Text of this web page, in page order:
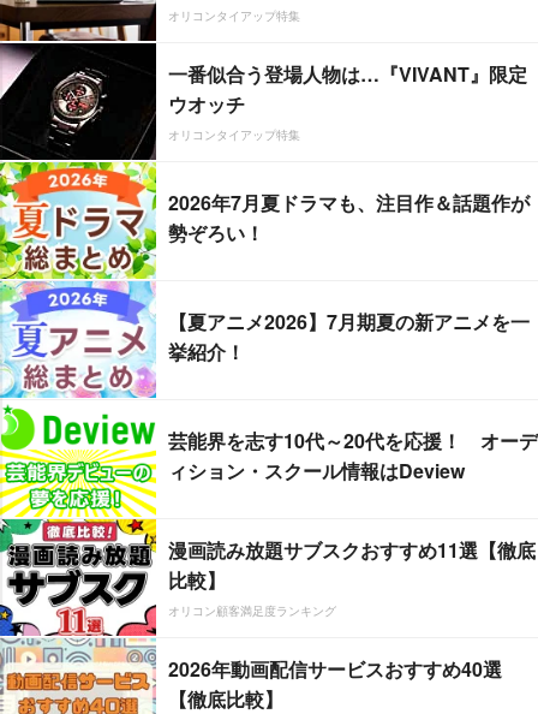
オリコンタイアップ特集
一番似合う登場人物は…『VIVANT』限定
ウオッチ
オリコンタイアップ特集
2026年7月夏ドラマも、注目作＆話題作が
勢ぞろい！
【夏アニメ2026】7月期夏の新アニメを一
挙紹介！
芸能界を志す10代～20代を応援！ オーデ
ィション・スクール情報はDeview
漫画読み放題サブスクおすすめ11選【徹底
比較】
オリコン顧客満足度ランキング
2026年動画配信サービスおすすめ40選
【徹底比較】